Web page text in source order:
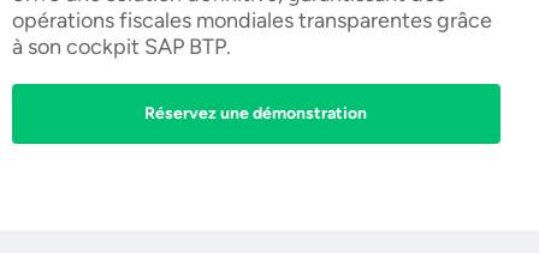
opérations fiscales mondiales transparentes grâce
à son cockpit SAP BTP.
Réservez une démonstration